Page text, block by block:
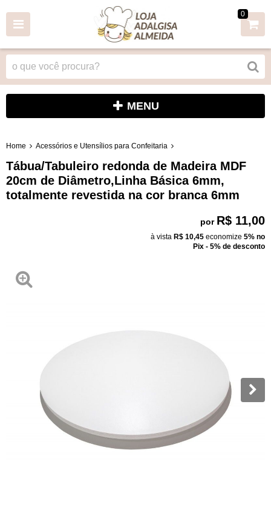
0
MENU
Home Acessórios e Utensílios para Confeitaria
Tábua/Tabuleiro redonda de Madeira MDF
20cm de Diâmetro,Linha Básica 6mm,
totalmente revestida na cor branca 6mm
por R$ 11,00
à vista R$ 10,45 economize 5% no
Pix - 5% de desconto